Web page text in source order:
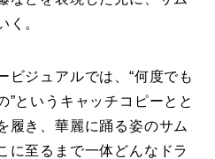
く。
ビジュアルでは、“何度でも
”というキャッチコピーとと
履き、華麗に踊る姿のサム
に至るまで一体どんなドラ